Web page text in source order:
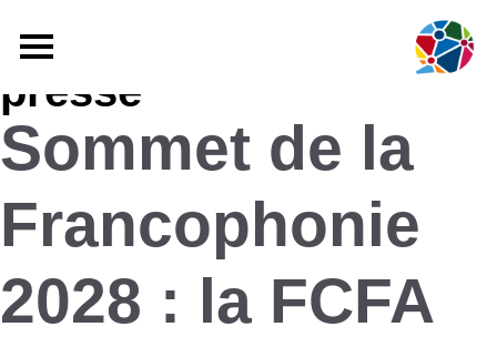
Communiqués de
presse
Sommet de la
Francophonie
2028 : la FCFA